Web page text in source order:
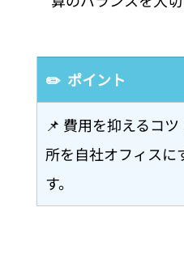
✏️  ポイント
📌 費用を抑えるコ
所を自社オフィスに
す。